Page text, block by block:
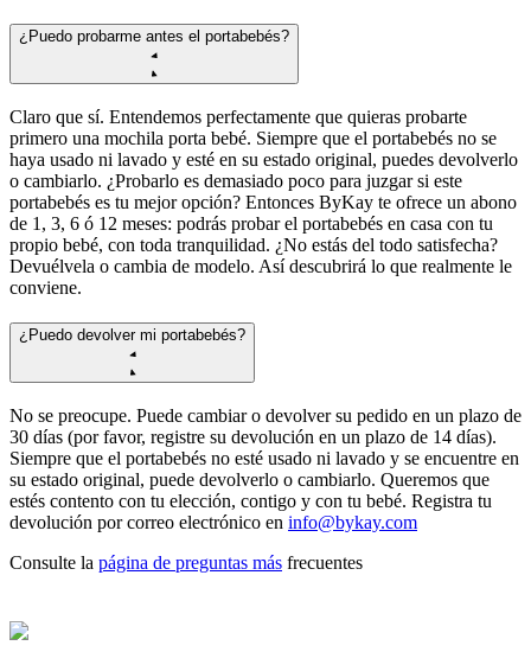
¿Puedo probarme antes el portabebés?
Claro que sí. Entendemos perfectamente que quieras probarte
primero una mochila porta bebé. Siempre que el portabebés no se
haya usado ni lavado y esté en su estado original, puedes devolverlo
o cambiarlo. ¿Probarlo es demasiado poco para juzgar si este
portabebés es tu mejor opción? Entonces ByKay te ofrece un abono
de 1, 3, 6 ó 12 meses: podrás probar el portabebés en casa con tu
propio bebé, con toda tranquilidad. ¿No estás del todo satisfecha?
Devuélvela o cambia de modelo. Así descubrirá lo que realmente le
conviene.
¿Puedo devolver mi portabebés?
No se preocupe. Puede cambiar o devolver su pedido en un plazo de
30 días (por favor, registre su devolución en un plazo de 14 días).
Siempre que el portabebés no esté usado ni lavado y se encuentre en
su estado original, puede devolverlo o cambiarlo. Queremos que
estés contento con tu elección, contigo y con tu bebé. Registra tu
devolución por correo electrónico en info@bykay.com
Consulte la página de preguntas más frecuentes